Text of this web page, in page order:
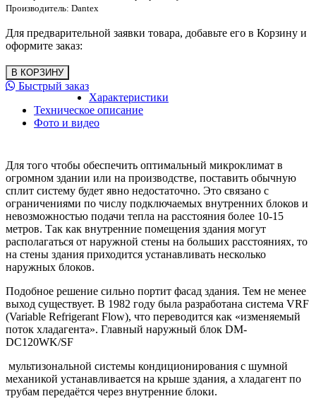
Производитель: Dantex
Для предварительной заявки товара, добавьте его в Корзину и
оформите заказ:
Быстрый заказ
Характеристики
Техническое описание
Фото и видео
Для того чтобы обеспечить оптимальный микроклимат в
огромном здании или на производстве, поставить обычную
сплит систему будет явно недостаточно. Это связано с
ограничениями по числу подключаемых внутренних блоков и
невозможностью подачи тепла на расстояния более 10-15
метров. Так как внутренние помещения здания могут
располагаться от наружной стены на больших расстояниях, то
на стены здания приходится устанавливать несколько
наружных блоков.
Подобное решение сильно портит фасад здания. Тем не менее
выход существует. В 1982 году была разработана система VRF
(Variable Refrigerant Flow), что переводится как «изменяемый
поток хладагента». Главный наружный блок DM-
DC120WK/SF
мультизональной системы кондиционирования с шумной
механикой устанавливается на крыше здания, а хладагент по
трубам передаётся через внутренние блоки.